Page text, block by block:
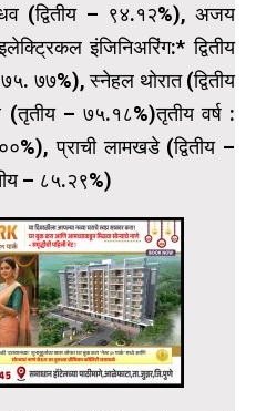
(द्वितीय – ९४.१२%), अजय
इंजिनिअरिंग:* द्वितीय
७७%), स्नेहल थोरात (द्वितीय
(तृतीय – ७५.१८%)तृतीय वर्ष :
प्राची लामखडे (द्वितीय –
– ८५.२९%)